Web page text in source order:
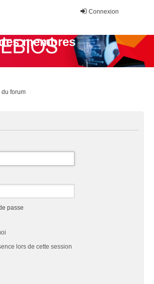
Connexion
membres
forum
passe
lors de cette session